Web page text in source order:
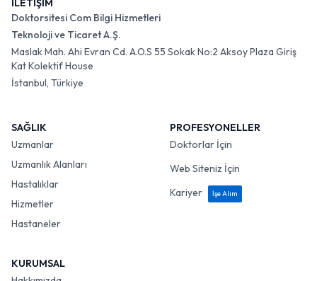
İLETİŞİM
Doktorsitesi Com Bilgi Hizmetleri
Teknoloji ve Ticaret A.Ş.
Maslak Mah. Ahi Evran Cd. A.O.S 55 Sokak No:2 Aksoy Plaza Giriş
Kat Kolektif House
İstanbul, Türkiye
SAĞLIK
Uzmanlar
Uzmanlık Alanları
Hastalıklar
Hizmetler
Hastaneler
PROFESYONELLER
Doktorlar İçin
Web Siteniz İçin
Kariyer
İşe Alım
KURUMSAL